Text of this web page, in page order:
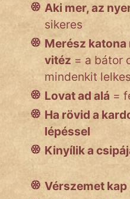
Népszerű szerzőink:
cinege
fantom
Hunor
Jób Gedeon
Láron Ádám
mikkamakka
Aki mer, az
sikeres
Merész katona
vitéz = a bátor
mindenkit
Lovat ad alá =
Ha rövid a
lépéssel
Kinyílik a
Vérszemet kap